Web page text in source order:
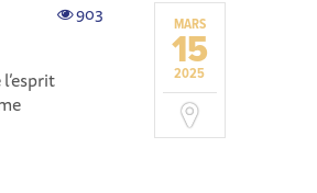
MARS
15
2025
903